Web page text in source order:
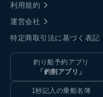
利用規約
運営会社
特定商取引法に基づく表記
釣り船予約アプリ
「釣割アプリ」
1秒記入の乗船名簿